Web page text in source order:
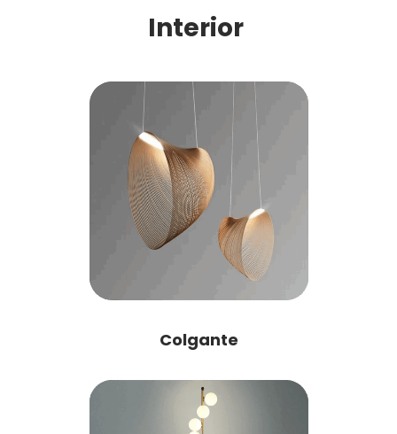
Interior
Colgante